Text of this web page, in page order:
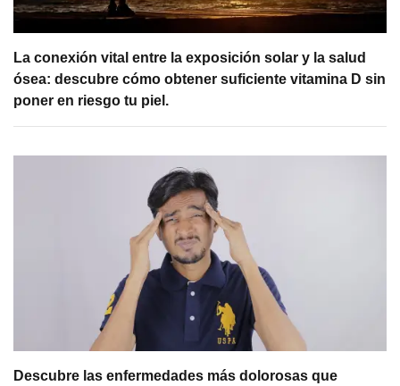
La conexión vital entre la exposición solar y la salud
ósea: descubre cómo obtener suficiente vitamina D sin
poner en riesgo tu piel.
Descubre las enfermedades más dolorosas que